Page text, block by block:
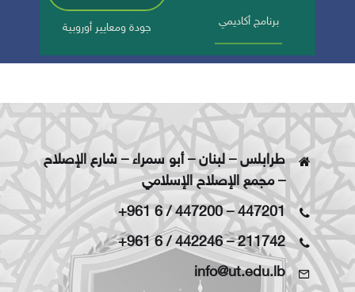
برنامج أكاديمي جودة ومعايير أوروبية
طرابلس – لبنان – أبو سمراء – شارع الإصلاح
– مجمع الإصلاح الإسلامي
+961 6 / 447200–447201
+961 6 / 442246–211742
info@ut.edu.lb